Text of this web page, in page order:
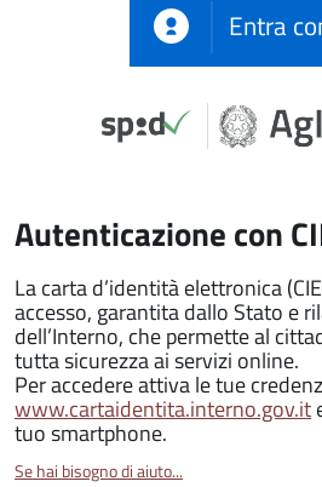
Entra
Autenticazione con
La carta d’identità elettronica
accesso, garantita dallo Stato e
dell’Interno, che permette al
tutta sicurezza ai servizi online.
Per accedere attiva le tue
www.cartaidentita.interno.gov.it
tuo smartphone.
Se hai bisogno di aiuto...